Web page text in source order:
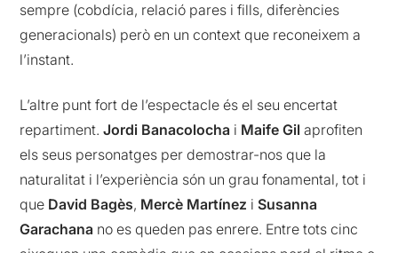
sempre (cobdícia, relació pares i fills, diferències
generacionals) però en un context que reconeixem a
l’instant.
L’altre punt fort de l’espectacle és el seu encertat
repartiment.Jordi Banacolocha i Maife Gil aprofiten
els seus personatges per demostrar-nos que la
naturalitat i l’experiència són un grau fonamental, tot i
que David Bagès, Mercè Martínez i Susanna
Garachana no es queden pas enrere. Entre tots cinc